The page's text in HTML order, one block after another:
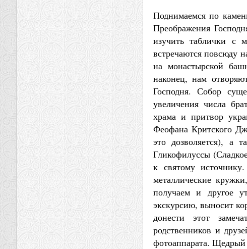
Поднимаемся по
Преображения
изучить таблички с
встречаются повсюду
на монастырской
наконец, нам
Господня. Собор
увеличения числа
храма и притвор
Феофана Критского
это дозволяется), а
Гликофилуссы
к святому
металлические
получаем и другое
экскурсию, выносит
донести этот
родственников и
фотоаппарата. Щедрый